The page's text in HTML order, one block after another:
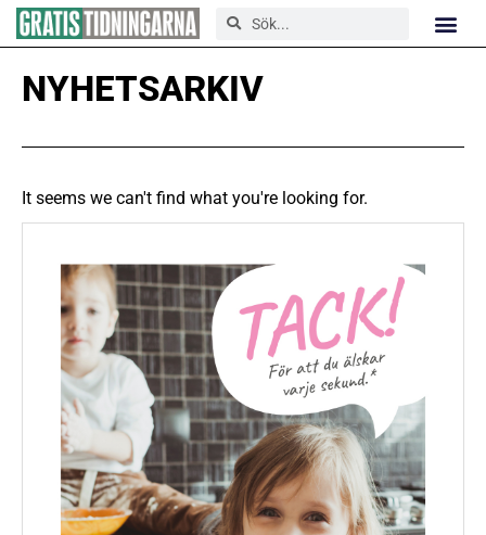
NYHETSARKIV
It seems we can't find what you're looking for.